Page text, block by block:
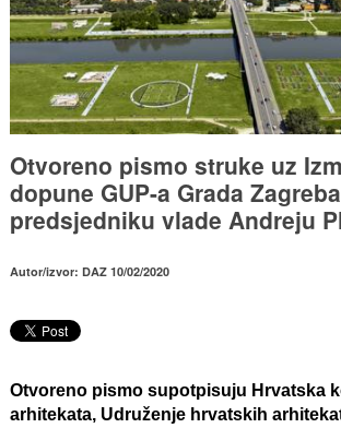
Otvoreno pismo struke uz
dopune GUP-a Grada Zagreba
predsjedniku vlade Andreju
Autor/izvor: DAZ 10/02/2020
Otvoreno pismo supotpisuju Hrvatska
arhitekata, Udruženje hrvatskih